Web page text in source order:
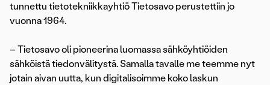
tunnettu tietotekniikkayhtiö Tietosavo perustettiin jo
vuonna 1964.
– Tietosavo oli pioneerina luomassa sähköyhtiöiden
sähköistä tiedonvälitystä. Samalla tavalle me teemme nyt
jotain aivan uutta, kun digitalisoimme koko laskun